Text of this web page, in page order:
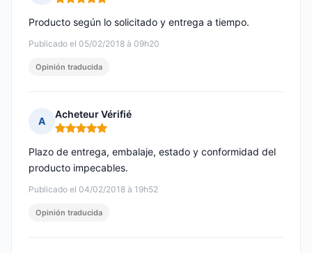
Nota: 5 de 5
Publicado el 05/02/2018 à 09h20
Producto según lo solicitado y entrega a tiempo.
Opinión traducida
A
Acheteur Vérifié
Nota: 5 de 5
Publicado el 04/02/2018 à 19h52
Plazo de entrega, embalaje, estado y conformidad del
producto impecables.
Opinión traducida